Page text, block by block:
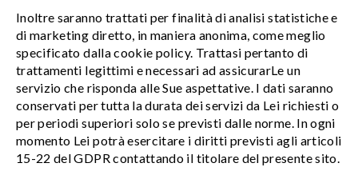
Inoltre saranno trattati per finalità di analisi statistiche e
di marketing diretto, in maniera anonima, come meglio
specificato dalla cookie policy. Trattasi pertanto di
trattamenti legittimi e necessari ad assicurarLe un
servizio che risponda alle Sue aspettative. I dati saranno
conservati per tutta la durata dei servizi da Lei richiesti o
per periodi superiori solo se previsti dalle norme. In ogni
momento Lei potrà esercitare i diritti previsti agli articoli
15-22 del GDPR contattando il titolare del presente sito.